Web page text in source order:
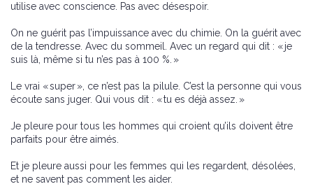
utilise avec conscience. Pas avec désespoir.
On ne guérit pas l’impuissance avec du chimie. On la guérit avec
de la tendresse. Avec du sommeil. Avec un regard qui dit : « je
suis là, même si tu n’es pas à 100 %. »
Le vrai « super », ce n’est pas la pilule. C’est la personne qui vous
écoute sans juger. Qui vous dit : « tu es déjà assez. »
Je pleure pour tous les hommes qui croient qu’ils doivent être
parfaits pour être aimés.
Et je pleure aussi pour les femmes qui les regardent, désolées,
et ne savent pas comment les aider.